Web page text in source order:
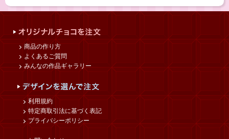
商品の作り方
よくあるご質問
みんなの作品ギャラリー
利用規約
特定商取引法に基づく表記
プライバシーポリシー